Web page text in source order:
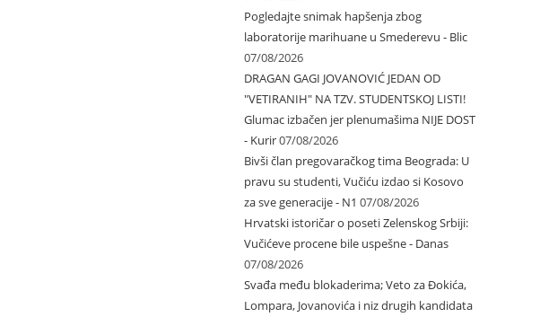
Pogledajte snimak hapšenja zbog
laboratorije marihuane u Smederevu - Blic
07/08/2026
DRAGAN GAGI JOVANOVIĆ JEDAN OD
"VETIRANIH" NA TZV. STUDENTSKOJ LISTI!
Glumac izbačen jer plenumašima NIJE DOST
- Kurir07/08/2026
Bivši član pregovaračkog tima Beograda: U
pravu su studenti, Vučiću izdao si Kosovo
za sve generacije - N1 07/08/2026
Hrvatski istoričar o poseti Zelenskog Srbiji:
Vučićeve procene bile uspešne - Danas
07/08/2026
Svađa među blokaderima; Veto za Đokića,
Lompara, Jovanovića i niz drugih kandidata